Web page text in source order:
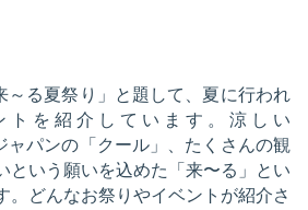
～る夏祭り」と題して、夏に行われ
トを紹介しています。涼しい
ャパンの「クール」、たくさんの観
という願いを込めた「来〜る」とい
。どんなお祭りやイベントが紹介さ